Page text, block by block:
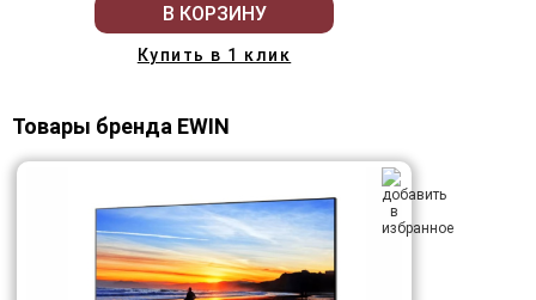
В КОРЗИНУ
Купить в 1 клик
Товары бренда EWIN